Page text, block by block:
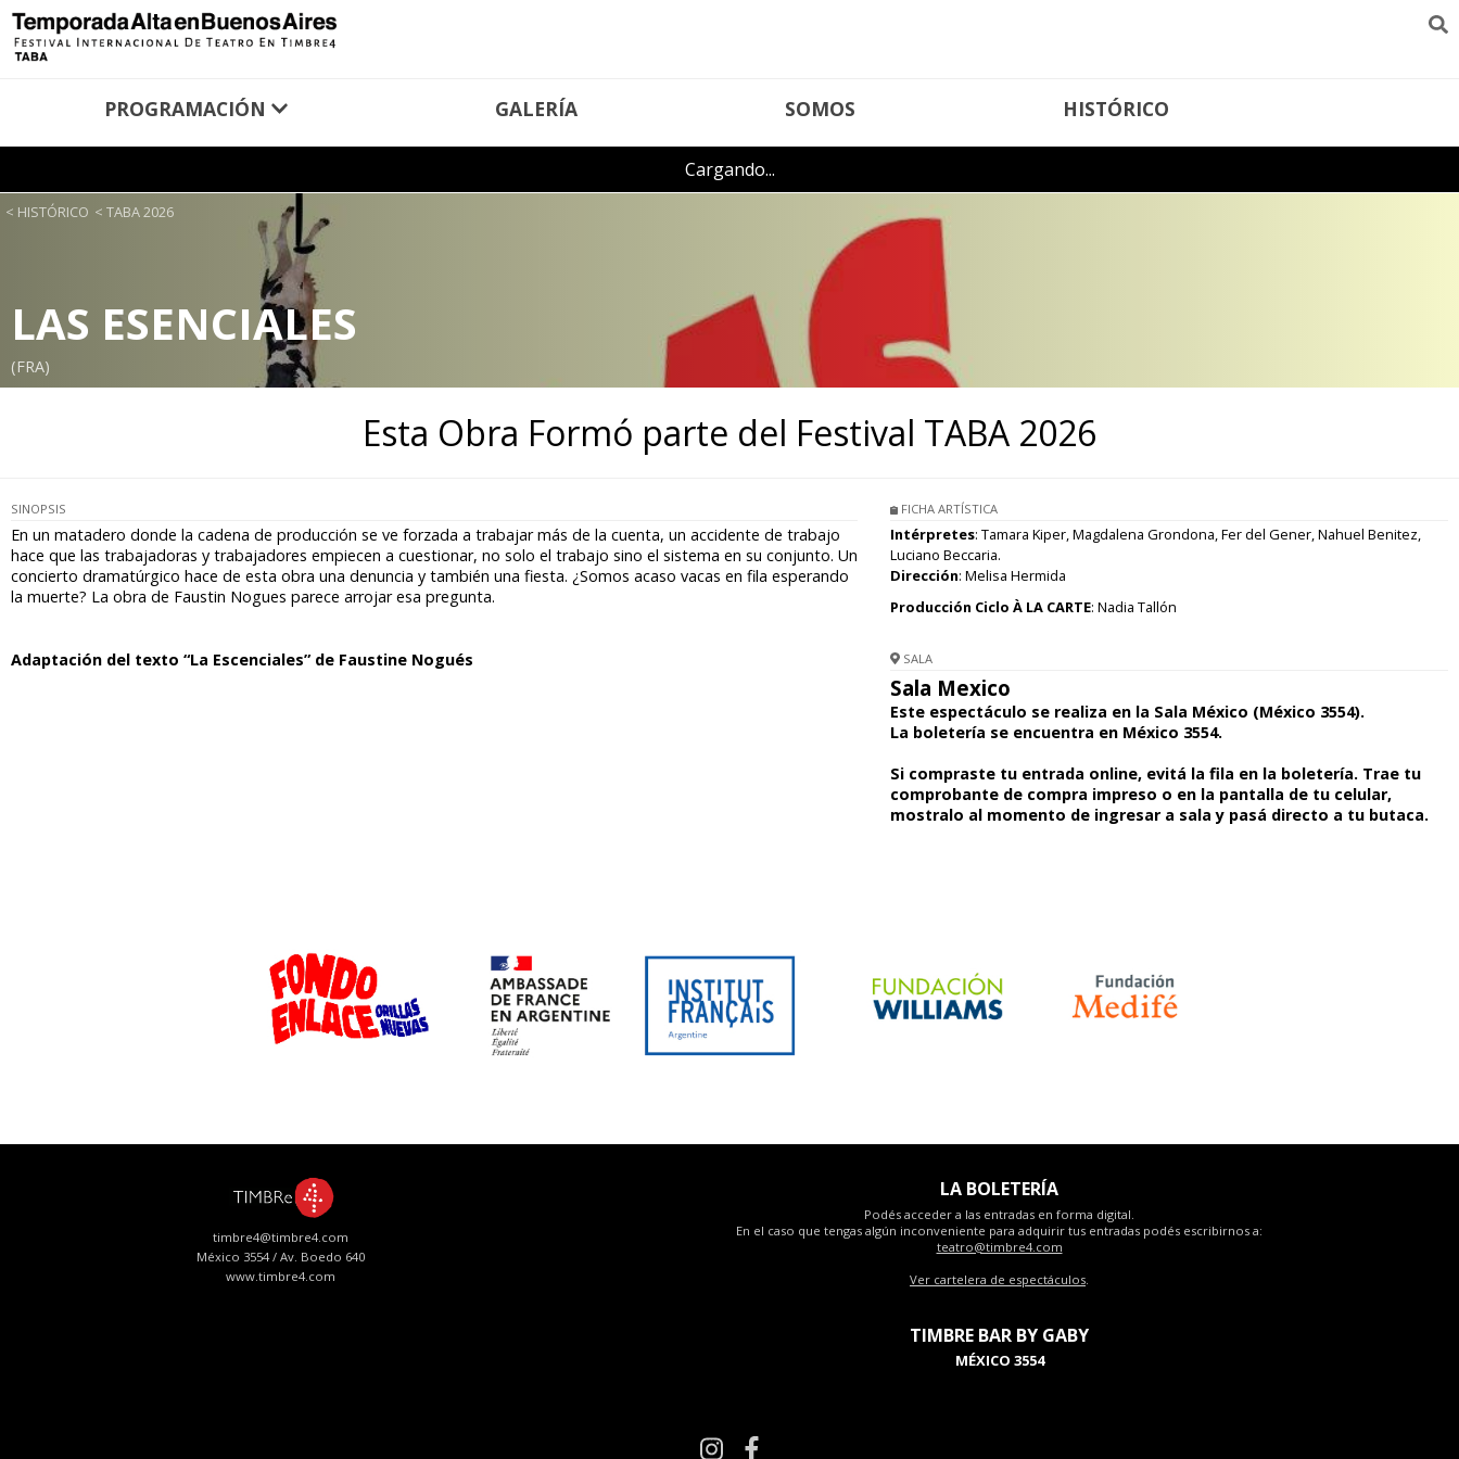
PROGRAMACIÓN GALERÍA SOMOS HISTÓRICO
Cargando...
HISTÓRICO TABA 2026
LAS ESENCIALES
(FRA)
Esta Obra Formó parte del Festival TABA 2026
SINOPSIS
En un matadero donde la cadena de producción se ve forzada a trabajar más de la cuenta, un accidente de trabajo
hace que las trabajadoras y trabajadores empiecen a cuestionar, no solo el trabajo sino el sistema en su conjunto. Un
concierto dramatúrgico hace de esta obra una denuncia y también una fiesta. ¿Somos acaso vacas en fila esperando
la muerte? La obra de Faustin Nogues parece arrojar esa pregunta.
Adaptación del texto “La Escenciales” de Faustine Nogués
FICHA ARTÍSTICA
Intérpretes: Tamara Kiper, Magdalena Grondona, Fer del Gener, Nahuel Benitez,
Luciano Beccaria.
Dirección: Melisa Hermida
Producción Ciclo À LA CARTE: Nadia Tallón
SALA
Sala Mexico
Este espectáculo se realiza en la Sala México (México 3554).
La boletería se encuentra en México 3554.
Si compraste tu entrada online, evitá la fila en la boletería. Trae tu
comprobante de compra impreso o en la pantalla de tu celular,
mostralo al momento de ingresar a sala y pasá directo a tu butaca.
timbre4@timbre4.com
México 3554 / Av. Boedo 640
www.timbre4.com
LA BOLETERÍA
Podés acceder a las entradas en forma digital.
En el caso que tengas algún inconveniente para adquirir tus entradas podés escribirnos a:
teatro@timbre4.com
Ver cartelera de espectáculos.
TIMBRE BAR BY GABY
MÉXICO 3554